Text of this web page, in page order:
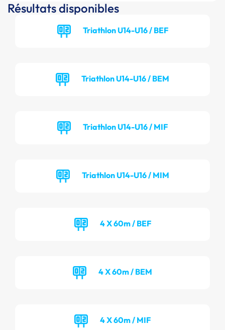
Résultats disponibles
Triathlon U14-U16 / BEF
Triathlon U14-U16 / BEM
Triathlon U14-U16 / MIF
Triathlon U14-U16 / MIM
4 X 60m / BEF
4 X 60m / BEM
4 X 60m / MIF